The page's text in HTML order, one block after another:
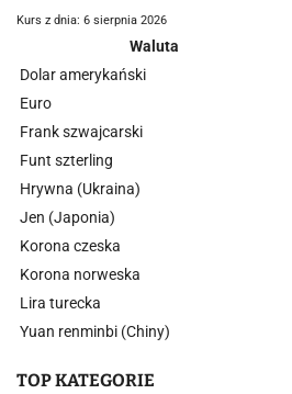
Kurs z dnia: 6 sierpnia 2026
Waluta
Dolar amerykański
Euro
Frank szwajcarski
Funt szterling
Hrywna (Ukraina)
Jen (Japonia)
Korona czeska
Korona norweska
Lira turecka
Yuan renminbi (Chiny)
TOP KATEGORIE